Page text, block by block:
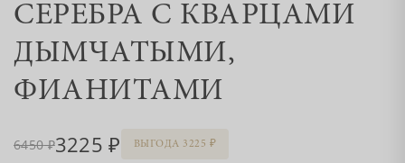
СЕРЕБРА С КВАРЦАМИ
ДЫМЧАТЫМИ,
ФИАНИТАМИ
6450 3225 ВЫГОДА 3225